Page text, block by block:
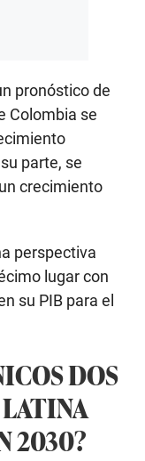
pronóstico de
Colombia se
parte, se
crecimiento
perspectiva
lugar con
su PIB para el
DOS
2030?